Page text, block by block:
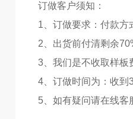
订做客户须知：
1、订做要求：付款方
2、出货前付清剩余
3、我们是不收取样板
4、订做时间为：收到
5、如有疑问请在线客